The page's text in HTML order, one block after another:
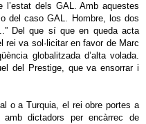
l’estat dels GAL. Amb aquestes
del caso GAL. Hombre, los dos
Del que sí que en queda acta
rei va sol·licitar en favor de Marc
globalitzada d’alta volada.
del Prestige, que va ensorrar i
o a Turquia, el rei obre portes a
amb dictadors per encàrrec de